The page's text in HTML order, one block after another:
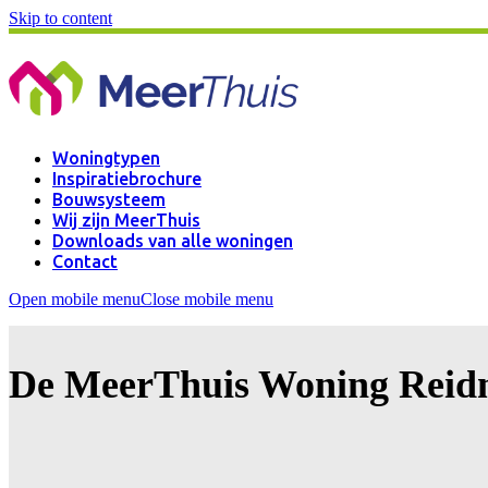
Skip to content
Woningtypen
Inspiratiebrochure
Bouwsysteem
Wij zijn MeerThuis
Downloads van alle woningen
Contact
Open mobile menuClose mobile menu
De MeerThuis Woning